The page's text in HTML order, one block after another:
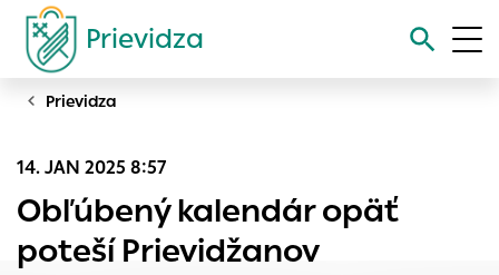
Prievidza
Vyhľadávanie
Prievidza
14. JAN 2025 8:57
Obľúbený kalendár opäť
poteší Prievidžanov
Nastavenie cookies
Cookies sú malé súbory, do ktorých webové stránky môžu
ukladať informácie o vašej aktivite a preferenciách.